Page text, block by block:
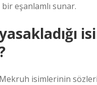
eşanlamlı sunar.
isimlerinin